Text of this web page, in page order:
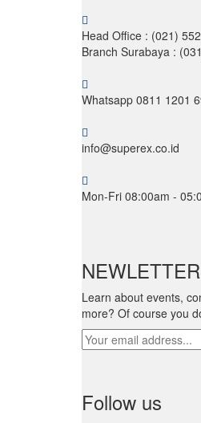
Head Office : (021)
Branch Surabaya :
Whatsapp 0811 1201
info@superex.co.id
Mon-Fri 08:00am -
Learn about events,
more? Of course you
Follow us